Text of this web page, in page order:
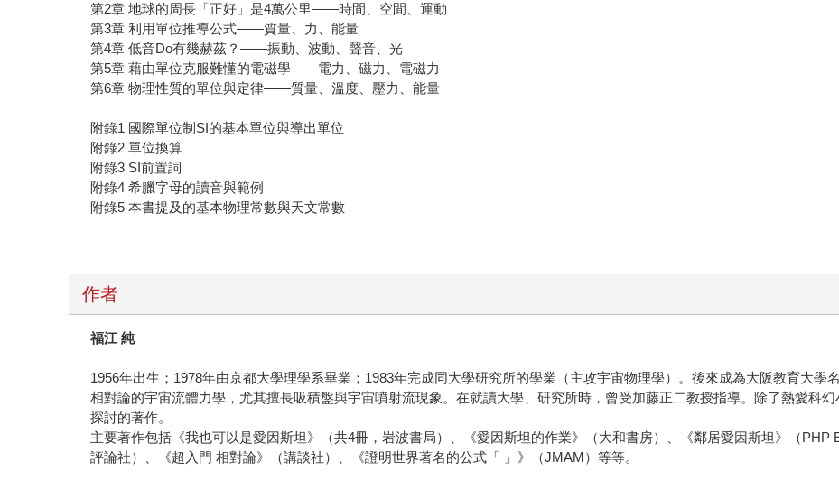
第2章 地球的周長「正好」是4萬公里——時間、空間、運動
第3章 利用單位推導公式——質量、力、能量
第4章 低音Do有幾赫茲？——振動、波動、聲音、光
第5章 藉由單位克服難懂的電磁學——電力、磁力、電磁力
第6章 物理性質的單位與定律——質量、溫度、壓力、能量
附錄1 國際單位制SI的基本單位與導出單位
附錄2 單位換算
附錄3 SI前置詞
附錄4 希臘字母的讀音與範例
附錄5 本書提及的基本物理常數與天文常數
作者
福江 純
1956年出生；1978年由京都大學理學系畢業；1983年完成同大學研究所的學業（主攻宇宙物理學）。後來成為大阪教育大學
相對論的宇宙流體力學，尤其擅長吸積盤與宇宙噴射流現象。在就讀大學、研究所時，曾受加藤正二教授指導。除了熱愛科
探討的著作。
主要著作包括《我也可以是愛因斯坦》（共4冊，岩波書局）、《愛因斯坦的作業》（大和書房）、《鄰居愛因斯坦》（PHP
評論社）、《超入門 相對論》（講談社）、《證明世界著名的公式「 」》（JMAM）等等。